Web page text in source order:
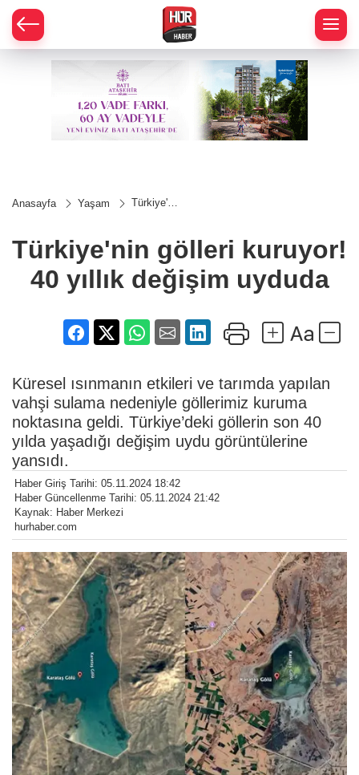
Anasayfa Yaşam
Türkiye'nin
40 yıllık
değişim
uyduda
Türkiye'nin gölleri kuruyor!
40 yıllık değişim uyduda
Küresel ısınmanın etkileri ve tarımda yapılan
vahşi sulama nedeniyle göllerimiz kuruma
noktasına geldi. Türkiye’deki göllerin son 40
yılda yaşadığı değişim uydu görüntülerine
yansıdı.
Haber Giriş Tarihi: 05.11.2024 18:42
Haber Güncellenme Tarihi: 05.11.2024 21:42
Kaynak: Haber Merkezi
hurhaber.com